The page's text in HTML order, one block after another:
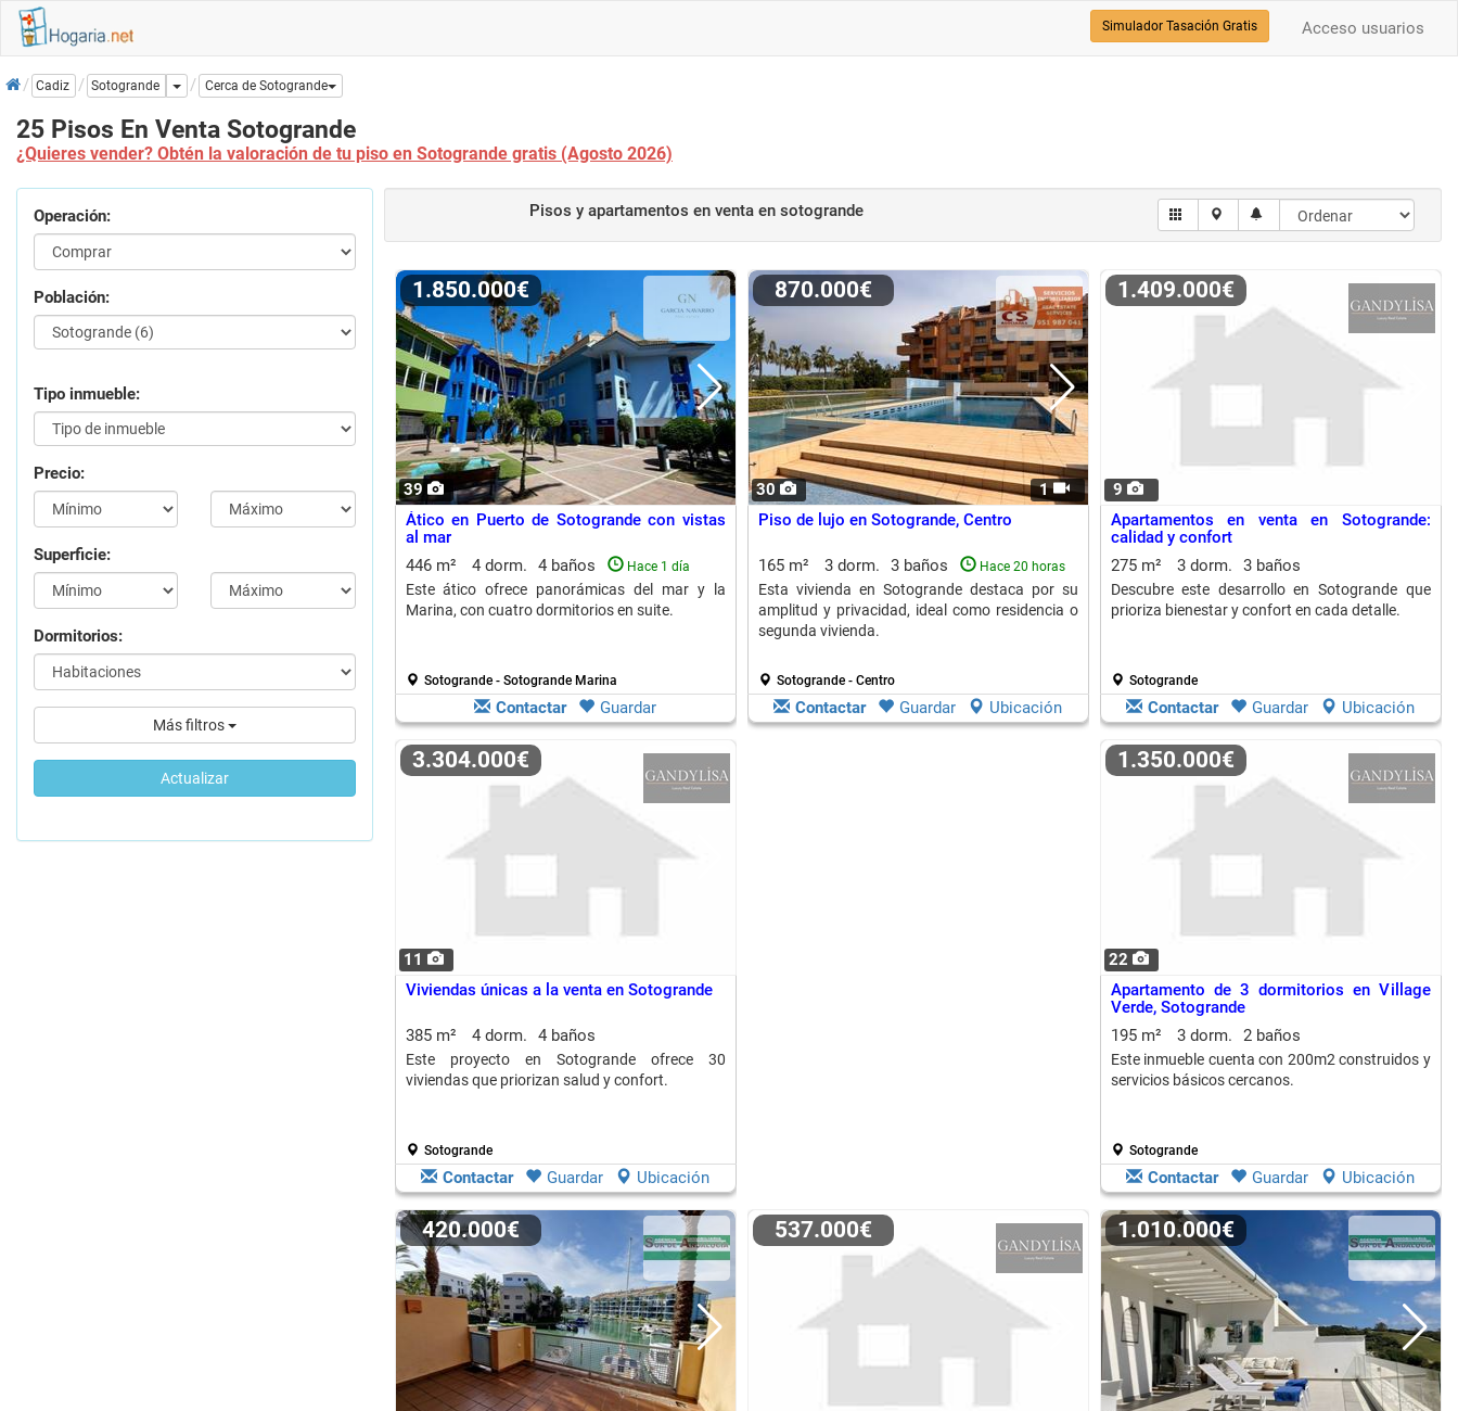
Acceso usuarios
Simulador Tasación Gratis
InicioCadiz Sotogrande Dropdown
Cerca de Sotogrande
25 Pisos En Venta Sotogrande
¿Quieres vender? Obtén la valoración de tu piso en Sotogrande gratis (Agosto 2026)
Operación:
Población:
Tipo inmueble:
Precio:
Superficie:
Dormitorios:
Más filtros
Actualizar
Pisos y apartamentos en venta en sotogrande
39
1.850.000€
Ático en Puerto de Sotogrande con vistas
al mar
446 m²
4 dorm. 4 baños Hace 1 día
Este ático ofrece panorámicas del mar y la
Marina, con cuatro dormitorios en suite.
Sotogrande - Sotogrande Marina
Contactar Guardar
30 1
870.000€
Piso de lujo en Sotogrande, Centro
165 m² 3 dorm. 3 baños Hace 20 horas
Esta vivienda en Sotogrande destaca por su
amplitud y privacidad, ideal como residencia o
segunda vivienda.
Sotogrande - Centro
Contactar Guardar Ubicación
9
1.409.000€
Apartamentos en venta en Sotogrande:
calidad y confort
275 m²
3 dorm. 3 baños
Descubre este desarrollo en Sotogrande que
prioriza bienestar y confort en cada detalle.
Sotogrande
Contactar Guardar Ubicación
11
3.304.000€
Viviendas únicas a la venta en Sotogrande
385 m² 4 dorm. 4 baños
Este proyecto en Sotogrande ofrece 30
viviendas que priorizan salud y confort.
Sotogrande
Contactar Guardar Ubicación
22
1.350.000€
Apartamento de 3 dormitorios en Village
Verde, Sotogrande
195 m²
3 dorm. 2 baños
Este inmueble cuenta con 200m2 construidos y
servicios básicos cercanos.
Sotogrande
Contactar Guardar Ubicación
420.000€ 537.000€ 1.010.000€